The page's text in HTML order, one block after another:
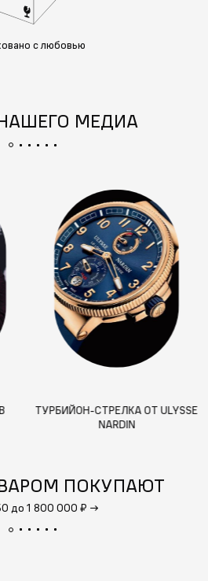
с любовью
МЕДИА
ТУРБИЙОН-СТРЕЛКА ОТ ULYSSE
NARDIN
ПОКУПАЮТ
до 1 800 000 ₽ →